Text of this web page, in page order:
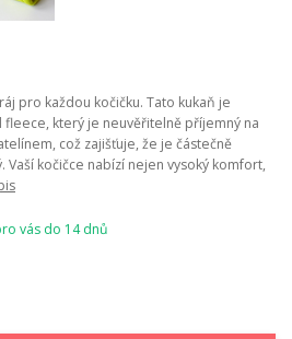
pro každou kočičku. Tato kukaň je
fleece, který je neuvěřitelně příjemný na
což zajišťuje, že je částečně
kočičce nabízí nejen vysoký komfort,
vás do 14 dnů